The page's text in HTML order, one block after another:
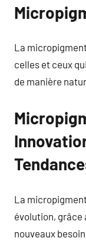
La
celles et ceux
de manière
La
évolution, grâce
nouveaux